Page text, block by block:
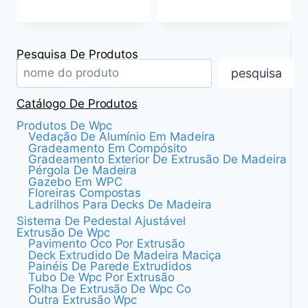
Pesquisa De Produtos
pesquisa
Catálogo De Produtos
Produtos De Wpc
Vedação De Alumínio Em Madeira
Gradeamento Em Compósito
Gradeamento Exterior De Extrusão De Madeira
Pérgola De Madeira
Gazebo Em WPC
Floreiras Compostas
Ladrilhos Para Decks De Madeira
Sistema De Pedestal Ajustável
Extrusão De Wpc
Pavimento Oco Por Extrusão
Deck Extrudido De Madeira Maciça
Painéis De Parede Extrudidos
Tubo De Wpc Por Extrusão
Folha De Extrusão De Wpc Co
Outra Extrusão Wpc